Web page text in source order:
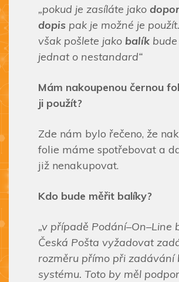
„pokud je zasíláte jako
dopis pak je možné je
však pošlete jako balík
jednat o nestandard“
Mám nakoupenou černou
ji použít?
Zde nám bylo řečeno, že
folie máme spotřebovat a
již nenakupovat.
Kdo bude měřit balíky?
„v případě Podání–On–Line
Česká Pošta vyžadovat
rozměru přímo při zadávání
systému. Toto by měl